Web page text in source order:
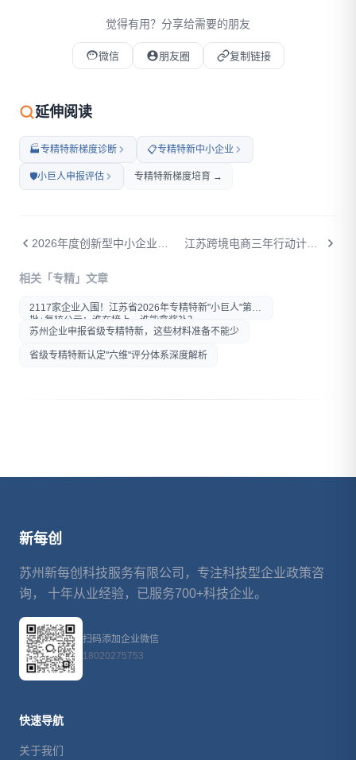
觉得有用？分享给需要的朋友
微信 朋友圈 复制链接
微信扫码打开本文
在微信内打开后分享给好友或
延伸阅读
🏭专精特新梯度诊断 📋专精特新中小企业
🛡️小巨人申报评估 专精特新梯度培育 →
相关「专精」文章
2117家企业入围！江苏省2026年专精特新"小巨人"第八
批+复核公示：谁在榜上，谁能拿奖补？
苏州企业申报省级专精特新，这些材料准备不能少
省级专精特新认定"六维"评分体系深度解析
新每创
苏州新每创科技服务有限公司，专注科技型企业政策咨
询， 十年从业经验，已服务700+科技企业。
扫码添加企业微信
18020275753
快速导航
关于我们